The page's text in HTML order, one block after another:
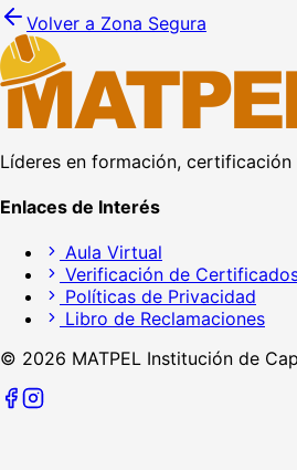
Volver a Zona Segura
Líderes en formación,
Enlaces de Interés
Aula Virtual
Verificación de
Políticas de Privacidad
Libro de Reclamaciones
© 2026 MATPEL Institución de